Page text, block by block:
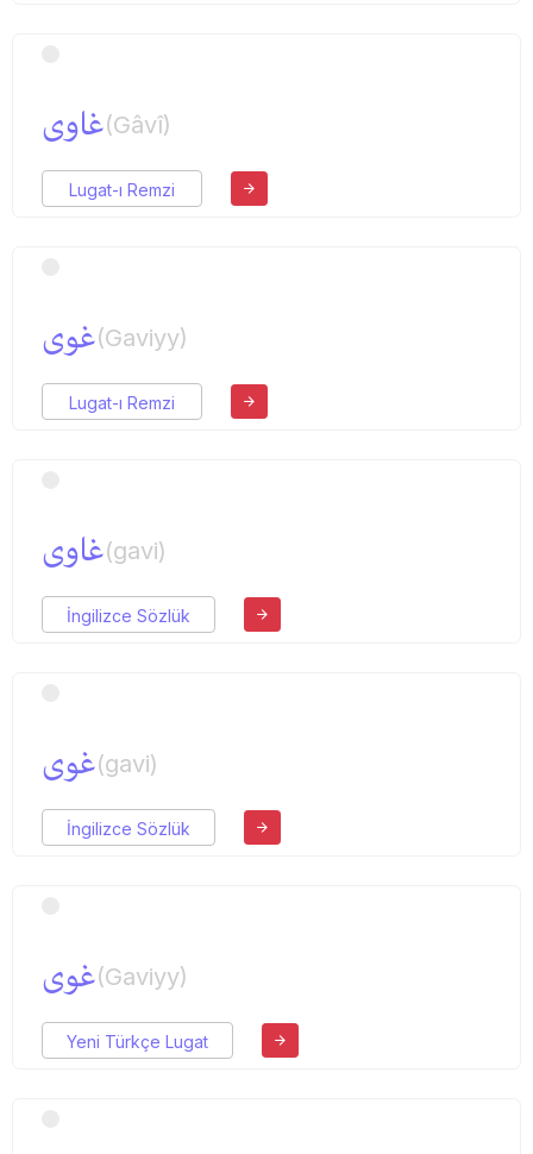
غاوی(Gâvî)
Lugat-ı Remzi
غوی(Gaviyy)
Lugat-ı Remzi
غاوی(gavi)
İngilizce Sözlük
غوی(gavi)
İngilizce Sözlük
غوی(Gaviyy)
Yeni Türkçe Lugat